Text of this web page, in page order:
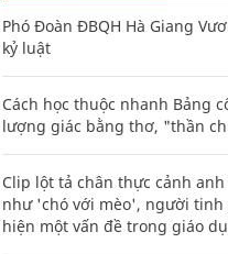
Phó Đoàn ĐBQH Hà Giang
kỷ luật
Cách học thuộc nhanh Bảng
lượng giác bằng thơ, "thần
Clip lột tả chân thực cảnh
như 'chó với mèo', người tinh
hiện một vấn đề trong giáo